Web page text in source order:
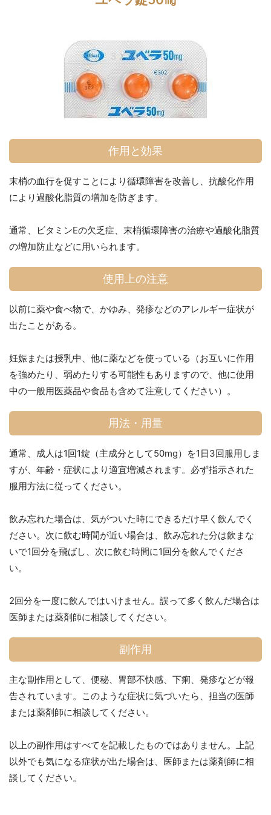
作用と効果
末梢の血行を促すことにより循環障害を改善し、抗酸化作用
により過酸化脂質の増加を防ぎます。
通常、ビタミンEの欠乏症、末梢循環障害の治療や過酸化脂質
の増加防止などに用いられます。
使用上の注意
以前に薬や食べ物で、かゆみ、発疹などのアレルギー症状が
出たことがある。
妊娠または授乳中、他に薬などを使っている（お互いに作用
を強めたり、弱めたりする可能性もありますので、他に使用
中の一般用医薬品や食品も含めて注意してください）。
用法・用量
通常、成人は1回1錠（主成分として50mg）を1日3回服用しま
すが、年齢・症状により適宜増減されます。必ず指示された
服用方法に従ってください。
飲み忘れた場合は、気がついた時にできるだけ早く飲んでく
ださい。次に飲む時間が近い場合は、飲み忘れた分は飲まな
いで1回分を飛ばし、次に飲む時間に1回分を飲んでくださ
い。
2回分を一度に飲んではいけません。誤って多く飲んだ場合は
医師または薬剤師に相談してください。
副作用
主な副作用として、便秘、胃部不快感、下痢、発疹などが報
告されています。このような症状に気づいたら、担当の医師
または薬剤師に相談してください。
以上の副作用はすべてを記載したものではありません。上記
以外でも気になる症状が出た場合は、医師または薬剤師に相
談してください。